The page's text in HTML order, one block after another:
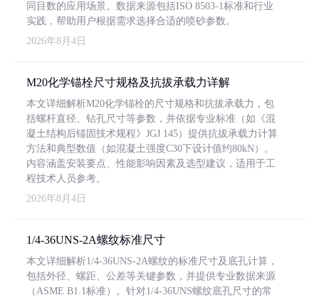
同目数的应用场景。数据来源包括ISO 8503-1标准和行业
实践，帮助用户根据需求选择合适的喷砂参数。
2026年8月4日
M20化学锚栓尺寸规格及抗拔承载力详解
本文详细解析M20化学锚栓的尺寸规格和抗拔承载力，包
括螺杆直径、钻孔尺寸等参数，并依据专业标准（如《混
凝土结构后锚固技术规程》JGJ 145）提供抗拔承载力计算
方法和典型数值（如混凝土强度C30下设计值约80kN）。
内容涵盖安装要点、性能影响因素及选型建议，适用于工
程技术人员参考。
2026年8月4日
1/4-36UNS-2A螺纹标准尺寸
本文详细解析1/4-36UNS-2A螺纹的标准尺寸及底孔计算，
包括外径、螺距、公差等关键参数，并提供专业数据来源
（ASME B1.1标准）。针对1/4-36UNS螺纹底孔尺寸的常